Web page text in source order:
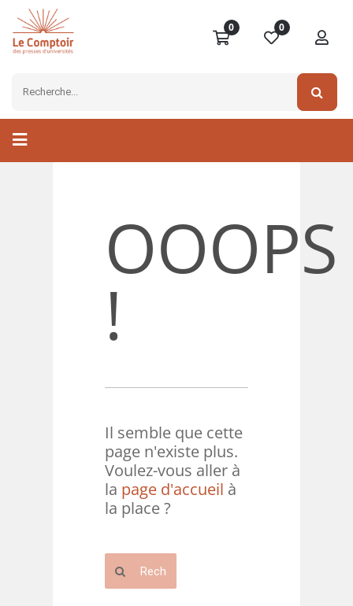
0 0
OOOPS
!
Il semble que cette
page n'existe plus.
Voulez-vous aller à
la page d'accueil à
la place ?